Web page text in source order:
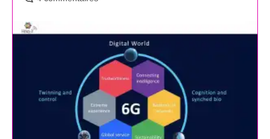
la
publication :